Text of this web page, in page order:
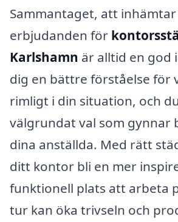
Sammantaget, att
erbjudanden för
Karlshamn är alltid en god
dig en bättre förståelse för
rimligt i din situation, och
välgrundat val som gynnar
dina anställda. Med rätt
ditt kontor bli en mer
funktionell plats att arbeta
tur kan öka trivseln och